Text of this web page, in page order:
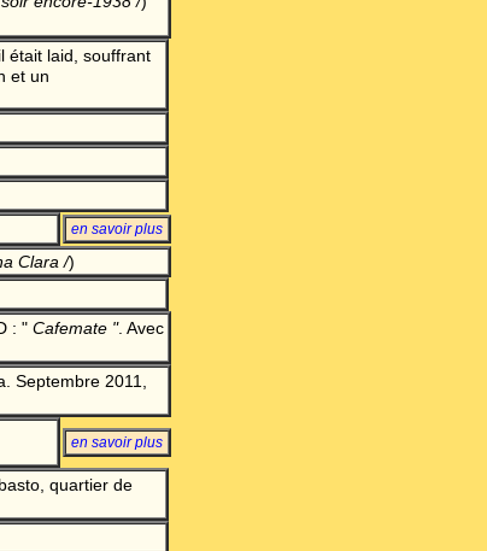
était laid, souffrant
et un
en savoir plus
Clara /)
: " Cafemate ". Avec
Septembre 2011,
en savoir plus
quartier de